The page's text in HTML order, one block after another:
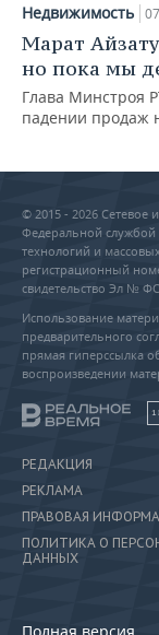
Недвижимость
Марат
но пока мы
Глава Минстроя
падении продаж
© 2015 - 2026 Сетевое
Федеральной
технологий и
регистрационный
свидетельство Эл № ФС
Использование
предварительного
прямая гиперссылка
воспроизведении
РЕДАКЦИЯ
РЕКЛАМА
ПРАВОВАЯ
ПОЛИТИКА О
ДАННЫХ